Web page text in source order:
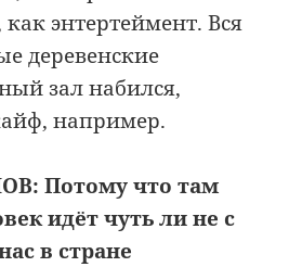
энтертеймент. Вся
деревенские
зал набился,
например.
Потому что там
идёт чуть ли не с
в стране